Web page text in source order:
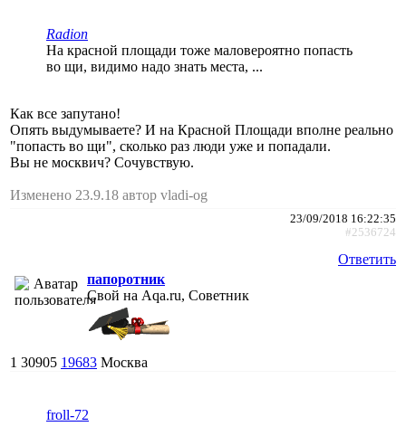
Radion
На красной площади тоже маловероятно попасть
во щи, видимо надо знать места, ...
Как все запутано!
Опять выдумываете? И на Красной Площади вполне реально
"попасть во щи", сколько раз люди уже и попадали.
Вы не москвич? Сочувствую.
Изменено 23.9.18 автор vladi-og
23/09/2018 16:22:35
#2536724
Ответить
папоротник
Свой на Aqa.ru, Советник
1 30905 19683 Москва
froll-72